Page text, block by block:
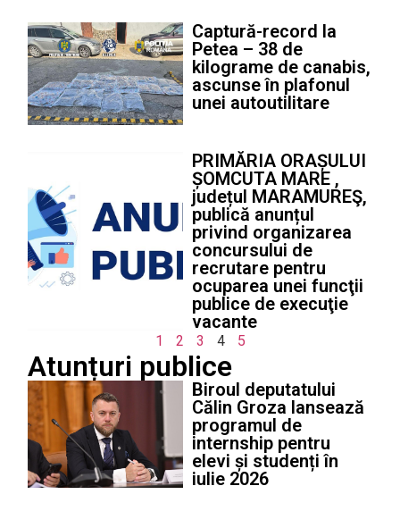
Captură-record la
Petea – 38 de
kilograme de canabis,
ascunse în plafonul
unei autoutilitare
PRIMĂRIA ORAȘULUI
ȘOMCUTA MARE ,
județul MARAMUREŞ,
publică anunțul
privind organizarea
concursului de
recrutare pentru
ocuparea unei funcţii
publice de execuţie
vacante
1 2 3 4 5
Atunțuri publice
Biroul deputatului
Călin Groza lansează
programul de
internship pentru
elevi și studenți în
iulie 2026